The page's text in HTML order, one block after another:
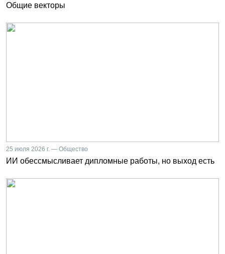
Общие векторы
25 июля 2026 г. — Общество
ИИ обессмысливает дипломные работы, но выход есть